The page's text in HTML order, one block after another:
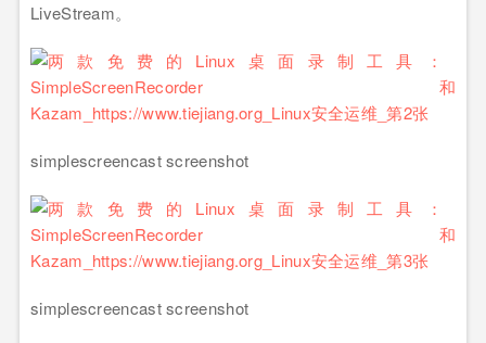
LiveStream。
simplescreencast screenshot
simplescreencast screenshot